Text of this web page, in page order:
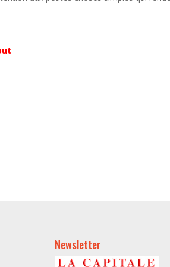
Newsletter